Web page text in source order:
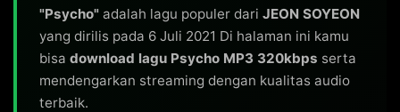
"Psycho" adalah lagu populer dari JEON SOYEON
yang dirilis pada 6 Juli 2021 Di halaman ini kamu
bisa download lagu Psycho MP3 320kbps serta
mendengarkan streaming dengan kualitas audio
terbaik.